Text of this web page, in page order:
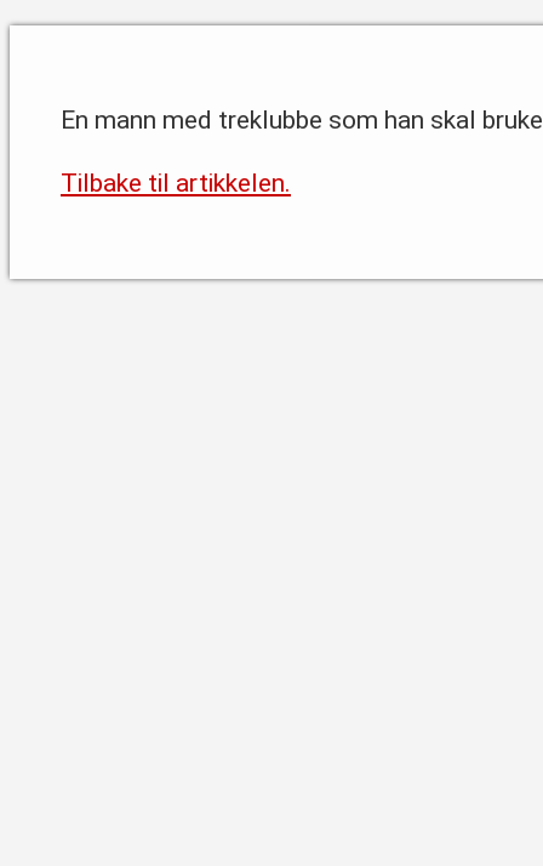
En mann med treklubbe som han skal
Tilbake til artikkelen.